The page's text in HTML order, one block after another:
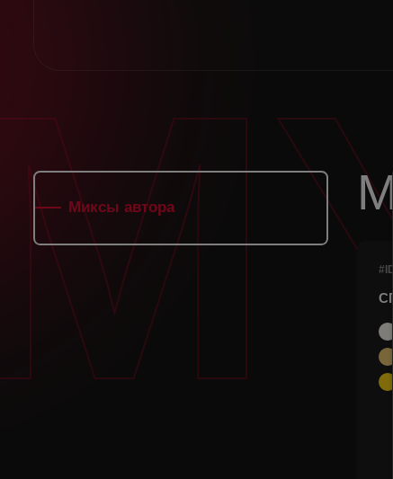
Миксы автора